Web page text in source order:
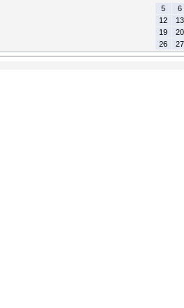
5
6
12
13
19
20
26
27